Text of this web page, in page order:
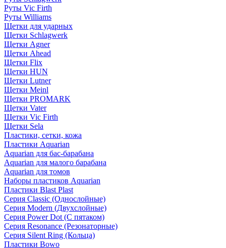
Руты Vic Firth
Руты Williams
Щетки для ударных
Щетки Schlagwerk
Щетки Agner
Щетки Ahead
Щетки Flix
Щетки HUN
Щетки Lutner
Щетки Meinl
Щетки PROMARK
Щетки Vater
Щетки Vic Firth
Щетки Sela
Пластики, сетки, кожа
Пластики Aquarian
Aquarian для бас-барабана
Aquarian для малого барабана
Aquarian для томов
Наборы пластиков Aquarian
Пластики Blast Plast
Серия Classic (Однослойные)
Серия Modern (Двухслойные)
Серия Power Dot (С пятаком)
Серия Resonance (Резонаторные)
Серия Silent Ring (Кольца)
Пластики Bowo